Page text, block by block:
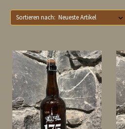
Sortieren nach: